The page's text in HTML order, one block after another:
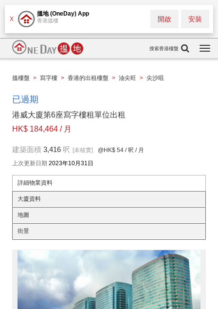
X
搵地 (OneDay) App
香港搵樓 安裝
開啟
搜索香港樓盤
搵樓盤 > 寫字樓 > 香港的出租樓盤 > 油尖旺 > 尖沙咀
已過期
港威大廈第6座寫字樓租單位出租
HK$ 184,464 / 月
建築面積 3,416 呎 [未核實] @HK$ 54 / 呎 / 月
上次更新日期 2023年10月31日
詳細物業資料
大廈資料
地圖
街景